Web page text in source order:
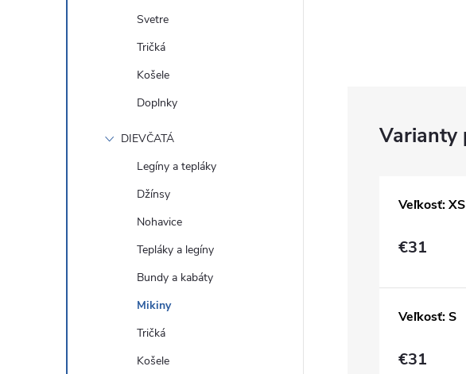
Svetre
Tričká
Košele
Doplnky
DIEVČATÁ
Legíny a tepláky
Džínsy
Nohavice
Tepláky a legíny
Bundy a kabáty
Mikiny
Tričká
Košele
Veľkosť: XS
€31
Veľkosť: S
€31